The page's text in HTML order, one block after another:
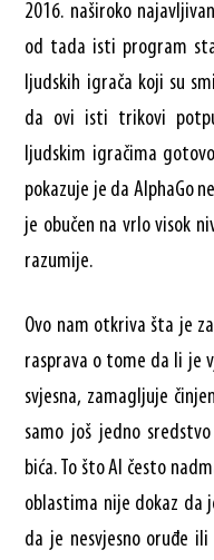
2016. naširoko
od tada isti program
ljudskih igrača koji su
da ovi isti trikovi
ljudskim igračima
pokazuje je da AlphaGo
je obučen na vrlo visok
razumije.
Ovo nam otkriva šta je
rasprava o tome da li je
svjesna, zamagljuje
samo još jedno
bića. To što AI često
oblastima nije dokaz da
da je nesvjesno oruđe